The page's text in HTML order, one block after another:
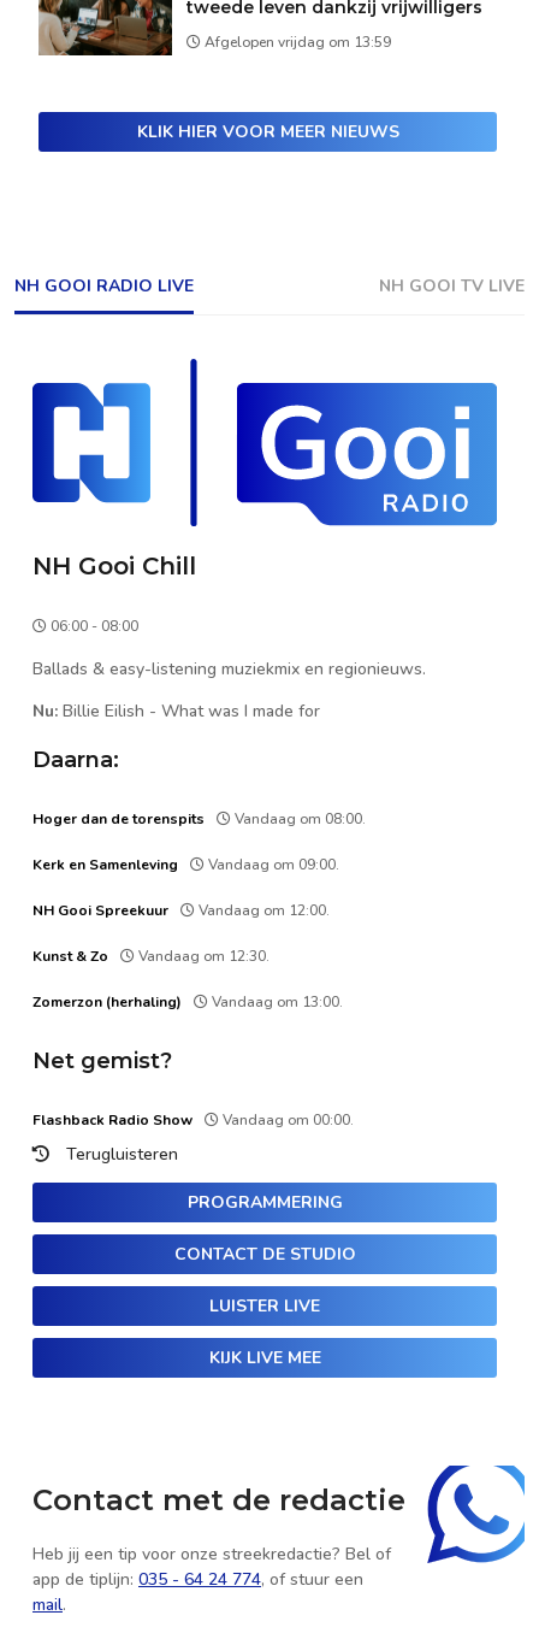
tweede leven dankzij vrijwilligers
Afgelopen vrijdag om 13:59
KLIK HIER VOOR MEER NIEUWS
NH GOOI RADIO LIVE NH GOOI TV LIVE
NH Gooi Chill
06:00 - 08:00
Ballads & easy-listening muziekmix en regionieuws.
Nu: Billie Eilish - What was I made for
Daarna:
Hoger dan de torenspits Vandaag om 08:00.
Kerk en Samenleving Vandaag om 09:00.
NH Gooi Spreekuur Vandaag om 12:00.
Kunst & Zo Vandaag om 12:30.
Zomerzon (herhaling) Vandaag om 13:00.
Net gemist?
Flashback Radio Show Vandaag om 00:00.
Terugluisteren
PROGRAMMERING
CONTACT DE STUDIO
LUISTER LIVE
KIJK LIVE MEE
Contact met de redactie
Heb jij een tip voor onze streekredactie? Bel of
app de tiplijn: 035 - 64 24 774, of stuur een
mail.